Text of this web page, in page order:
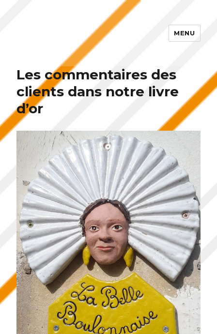
La Belle Boulonnaise Maison
MENU
Les commentaires des
clients dans notre livre
d’or